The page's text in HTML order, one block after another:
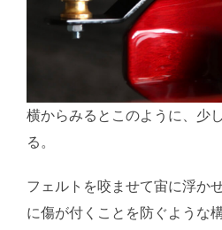
横からみるとこのように、少
る。
フェルトを咬ませて宙に浮か
に傷が付くことを防ぐような